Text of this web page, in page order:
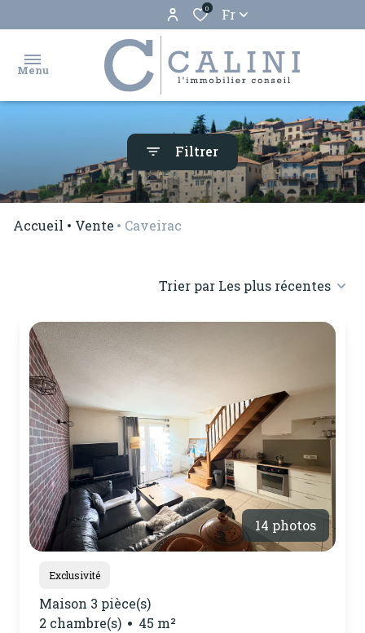
0 Fr
Menu
ventes
gestion
notre
agence
contactez-
nous
Filtrer
Accueil Vente Caveirac
Trier par Les plus récentes
14 photos
Exclusivité
Maison 3 pièce(s)
2 chambre(s)
45 m²